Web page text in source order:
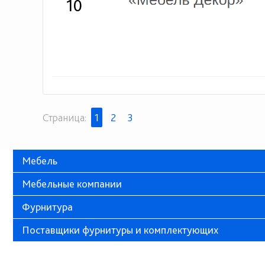
10
Страница: 1 2 3
Мебель
Мебельные компании
Фурнитура
Поставщики фурнитуры и комплектующих